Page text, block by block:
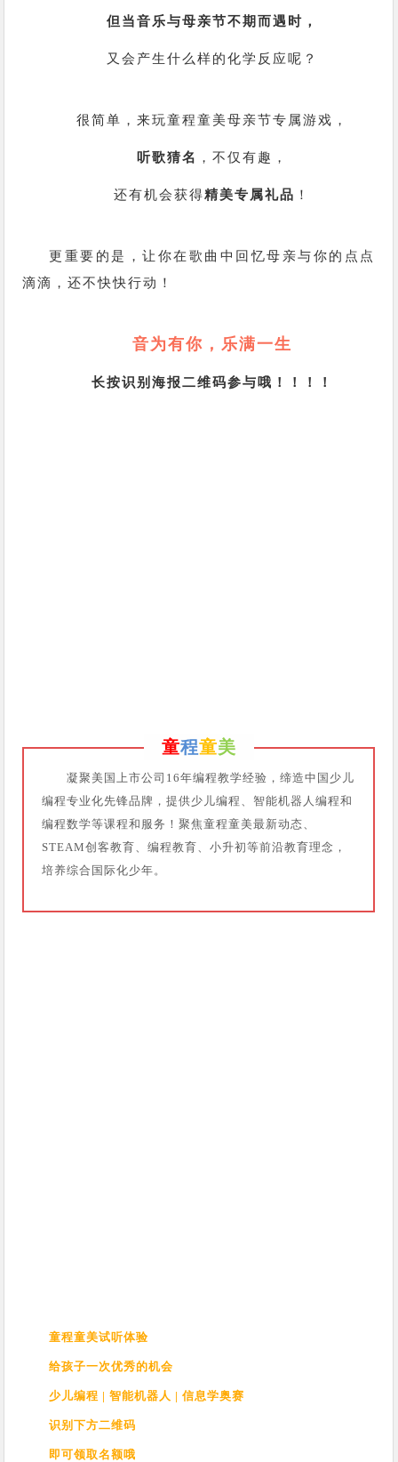
但当音乐与母亲节不期而遇时，
又会产生什么样的化学反应呢？
很简单，来玩童程童美母亲节专属游戏，
听歌猜名 ，不仅有趣，
还有机会获得精美专属礼品 ！
更重要的是，让你在歌曲中回忆母亲与你的点点
滴滴，还不快快行动！
音为有你，乐满一生
长按识别海报二维码参与哦！！！！
童程童美
凝聚美国上市公司16年编程教学经验，缔造中国少儿
编程专业化先锋品牌，提供少儿编程、智能机器人编程和
编程数学等课程和服务！聚焦童程童美最新动态、
STEAM创客教育、编程教育、小升初等前沿教育理念，
培养综合国际化少年。
童程童美试听体验
给孩子一次优秀的机会
少儿编程 | 智能机器人 | 信息学奥赛
识别下方二维码
即可领取名额哦